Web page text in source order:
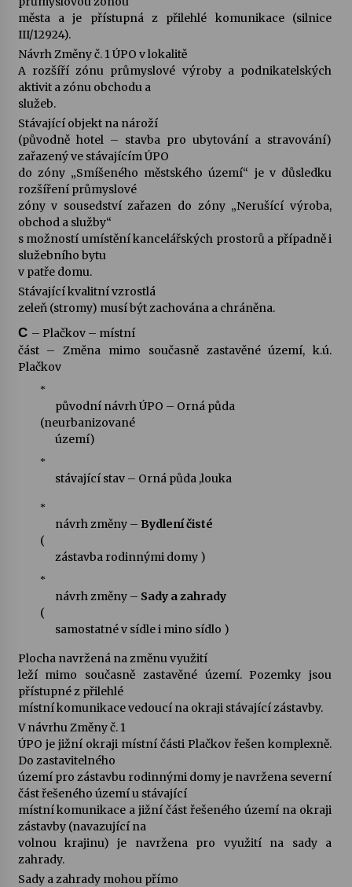
města a je přístupná z přilehlé komunikace (silnice
III/12924).
Návrh Změny č. 1 ÚPO v lokalitě
A rozšíří zónu průmyslové výroby a podnikatelských
aktivit a zónu obchodu a
služeb.
Stávající objekt na nároží
(původně hotel – stavba pro ubytování a stravování)
zařazený ve stávajícím ÚPO
do zóny „Smíšeného městského území“ je v důsledku
rozšíření průmyslové
zóny v sousedství zařazen do zóny „Nerušící výroba,
obchod a služby“
s možností umístění kancelářských prostorů a případně i
služebního bytu
v patře domu.
Stávající kvalitní vzrostlá
zeleň (stromy) musí být zachována a chráněna.
C – Plačkov – místní
část – Změna mimo současně zastavěné území, k.ú.
Plačkov
*
původní návrh ÚPO – Orná půda
(neurbanizované
území)
*
stávající stav – Orná půda ,louka
*
návrh změny – Bydlení čisté
(
zástavba rodinnými domy )
*
návrh změny – Sady a zahrady
(
samostatné v sídle i mino sídlo )
Plocha navržená na změnu využití
leží mimo současně zastavěné území. Pozemky jsou
přístupné z přilehlé
místní komunikace vedoucí na okraji stávající zástavby.
V návrhu Změny č. 1
ÚPO je jižní okraji místní části Plačkov řešen komplexně.
Do zastavitelného
území pro zástavbu rodinnými domy je navržena severní
část řešeného území u stávající
místní komunikace a jižní část řešeného území na okraji
zástavby (navazující na
volnou krajinu) je navržena pro využití na sady a
zahrady.
Sady a zahrady mohou přímo